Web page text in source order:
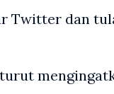
Twitter dan